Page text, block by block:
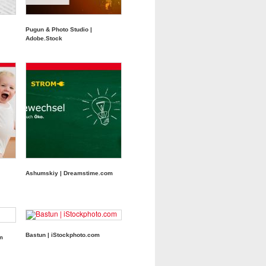
Pugun & Photo Studio |
Adobe.Stock
Ashumskiy | Dreamstime.com
Bastun | iStockphoto.com